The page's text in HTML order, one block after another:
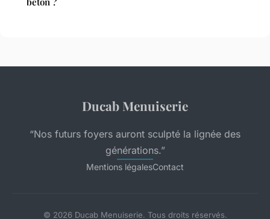
Ducab Menuiserie
“Nos futurs foyers auront sculpté la lignée des
générations.”
Mentions légalesContact
© 2026 Ducab Menuiserie. Tous droits réservés.